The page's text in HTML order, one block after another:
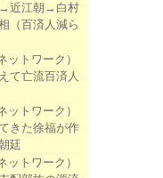
近江朝→白村
（百済人減ら
ットワーク）
て亡流百済人
ットワーク）
きた徐福が作
廷
ットワーク）